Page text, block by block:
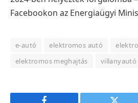
Facebookon az Energiaügyi
e-autó elektromos autó
elektromos meghajtás
villanyautó